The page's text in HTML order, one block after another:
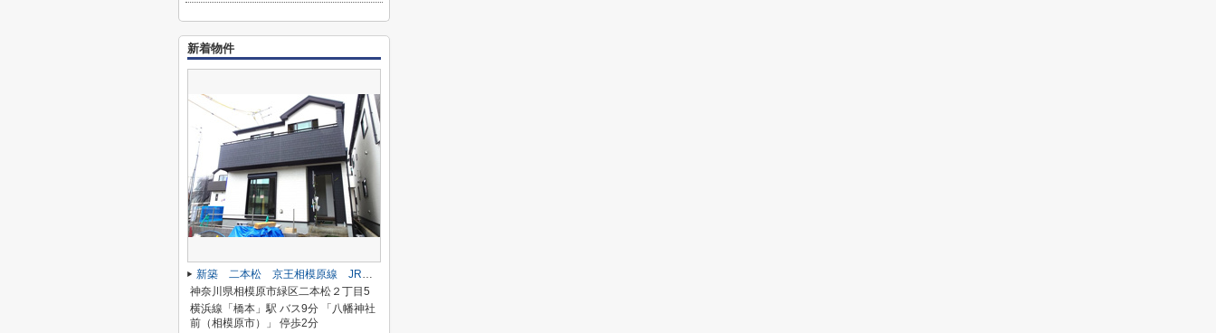
新着物件
新築 二本松 京王相模原線 JR横浜線 橋本駅
神奈川県相模原市緑区二本松２丁目5
横浜線「橋本」駅 バス9分 「八幡神社
前（相模原市）」 停歩2分